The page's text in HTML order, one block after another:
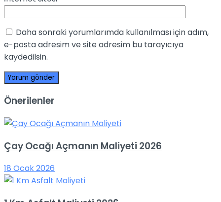
Daha sonraki yorumlarımda kullanılması için adım,
e-posta adresim ve site adresim bu tarayıcıya
kaydedilsin.
Önerilenler
Çay Ocağı Açmanın Maliyeti 2026
18 Ocak 2026